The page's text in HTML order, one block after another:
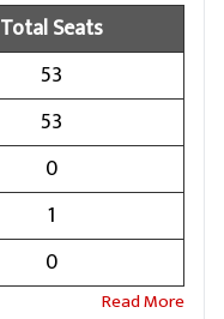
Total Seats
53
53
0
1
0